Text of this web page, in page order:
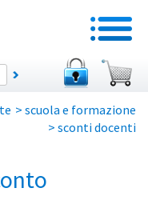
> scuola e formazione
> sconti docenti